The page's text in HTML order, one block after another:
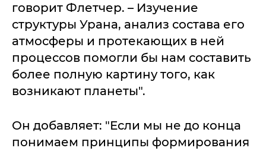
говорит Флетчер. – Изучение
структуры Урана, анализ состава его
атмосферы и протекающих в ней
процессов помогли бы нам составить
более полную картину того, как
возникают планеты".
Он добавляет: "Если мы не до конца
понимаем принципы формирования